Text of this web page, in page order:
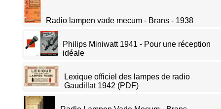
Radio lampen vade mecum - Brans - 1938
Philips Miniwatt 1941 - Pour une réception
idéale
Lexique officiel des lampes de radio
Gaudillat 1942 (PDF)